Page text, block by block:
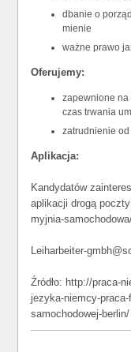
dbanie o
mienie
ważne prawo
Oferujemy:
zapewnione na
czas trwania
zatrudnienie
Aplikacja:
Kandydatów
aplikacji drogą
myjnia-
Leiharbeiter-
Źródło: http://praca-
jezyka-niemcy-
samochodowej-berlin/